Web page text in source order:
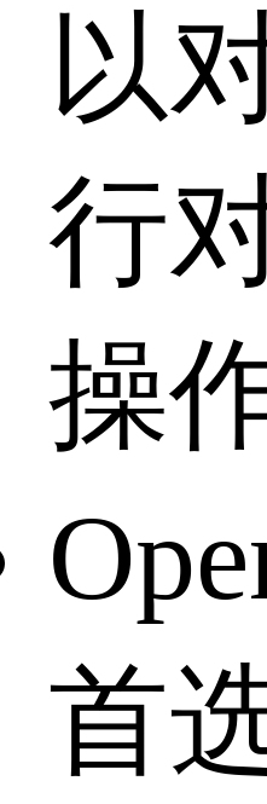
以
行
操
首